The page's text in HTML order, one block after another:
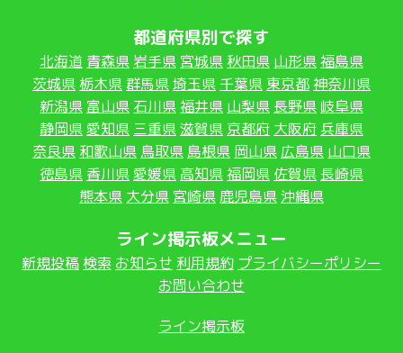
都道府県別で探す
北海道 青森県 岩手県 宮城県 秋田県 山形県福島県
茨城県 栃木県群馬県埼玉県 千葉県 東京都神奈川県
新潟県 富山県 石川県福井県 山梨県 長野県 岐阜県
静岡県愛知県 三重県滋賀県 京都府 大阪府 兵庫県
奈良県 和歌山県 鳥取県 島根県 岡山県 広島県 山口県
徳島県 香川県愛媛県 高知県福岡県 佐賀県 長崎県
熊本県 大分県 宮崎県 鹿児島県 沖縄県
ライン掲示板メニュー
新規投稿 検索 お知らせ 利用規約 プライバシーポリシー
お問い合わせ
ライン掲示板